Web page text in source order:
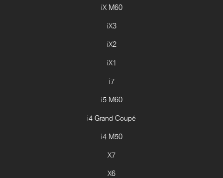
iX M60
iX3
iX2
iX1
i7
i5 M60
i4 Grand Coupé
i4 M50
X7
X6